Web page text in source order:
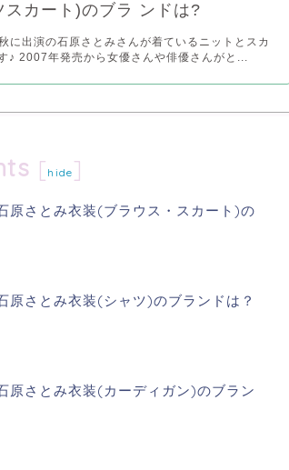
スカート)のブラ ンドは?
に出演の石原さとみさんが着ているニットとスカ
♪ 2007年発売から女優さんや俳優さんがと...
[ hide ]
原さとみ衣装(ブラウス・スカート)の
さとみ衣装(シャツ)のブランドは？
原さとみ衣装(カーディガン)のブラン